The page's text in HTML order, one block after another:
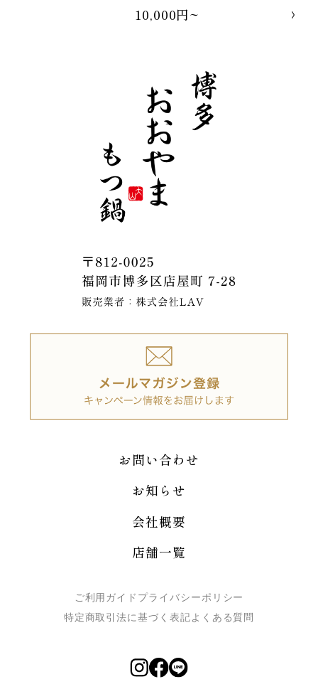
10,000円~
お問い合わせ
お知らせ
会社概要
店舗一覧
ご利用ガイド プライバシーポリシー
特定商取引法に基づく表記よくある質問